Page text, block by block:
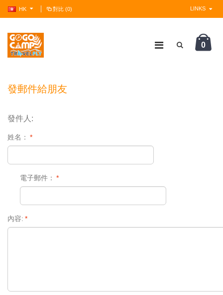
HK 對比 (0) LINKS
0
發郵件給朋友
發件人:
*
姓名：
*
電子郵件：
*
內容: